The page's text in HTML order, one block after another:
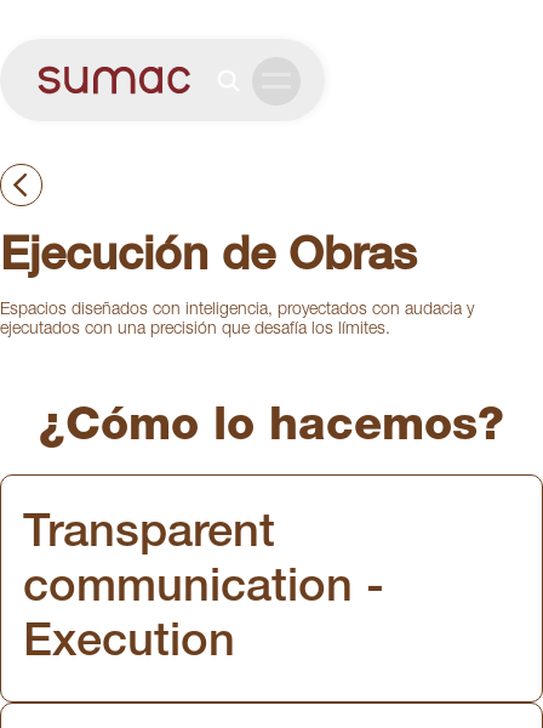
Ejecución de Obras
Espacios diseñados con inteligencia, proyectados con audacia y
ejecutados con una precisión que desafía los límites.
¿Cómo lo hacemos?
Transparent
communication -
Execution